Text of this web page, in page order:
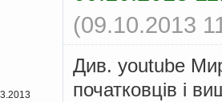
(09.10.2013
Див. youtube
початковців і